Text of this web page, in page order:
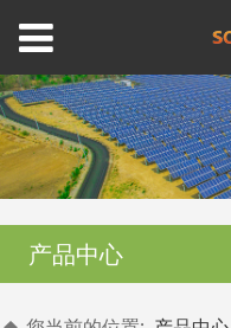
产品中心